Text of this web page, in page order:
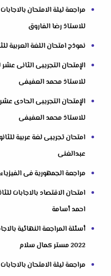
للاستاذ رضا الفاروق
نموذج امتحان اللغة العربية
للاستاذ محمد العفيفى
للاستاذ محمد العفيفى
عبدالغنى
مراجعة الجمهورية فى الفيزياء +
احمد أسامة
أسئلة المراجعة النهائية
2022 مستر كمال سلام